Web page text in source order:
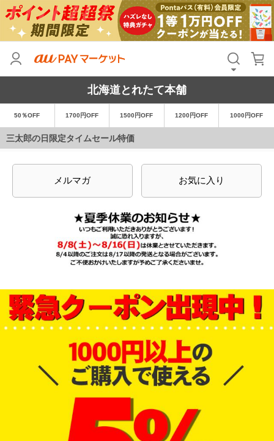
北海道とれたて本舗
50％OFF 1700円OFF 1500円OFF 1200円OFF 1000円OFF
三太郎の日限定タイムセール特価
メルマガ